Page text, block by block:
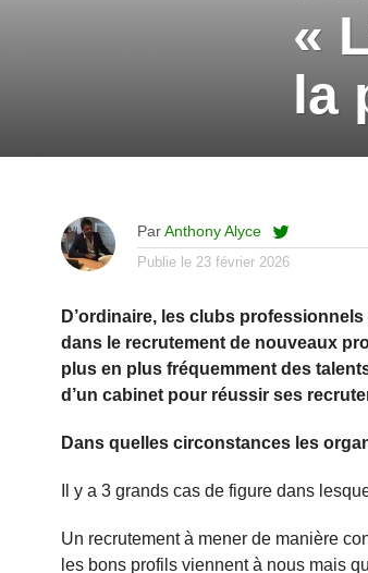
«
la
ParAnthony Alyce
Publie le 23 février 2026
D’ordinaire, les clubs
dans le recrutement de nouveaux
plus en plus fréquemment des
d’un cabinet pour réussir ses
Dans quelles circonstances les
Il y a 3 grands cas de figure dans
Un recrutement à mener de manière
les bons profils viennent à nous mais